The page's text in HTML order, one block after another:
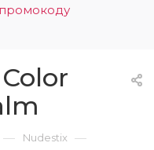
0
— Nudestix —